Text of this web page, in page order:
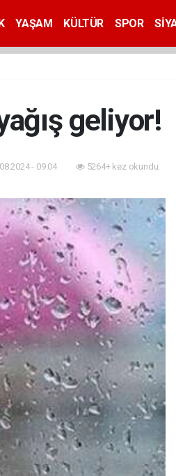
YAŞAM KÜLTÜR SPOR
geliyor!
- 09:04 5264+ kez okundu.